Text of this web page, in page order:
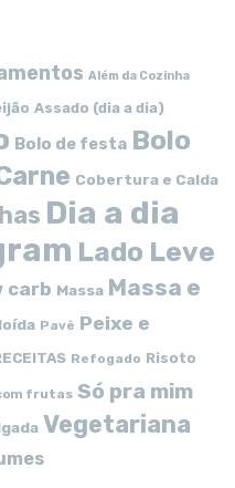
Além da Cozinha
Assado (dia a dia)
Bolo de festa Bolo
Cobertura e Calda
Dia a dia
Lado Leve
carb Massa Massa e
Pavê Peixe e
Refogado Risoto
frutas Só pra mim
Vegetariana